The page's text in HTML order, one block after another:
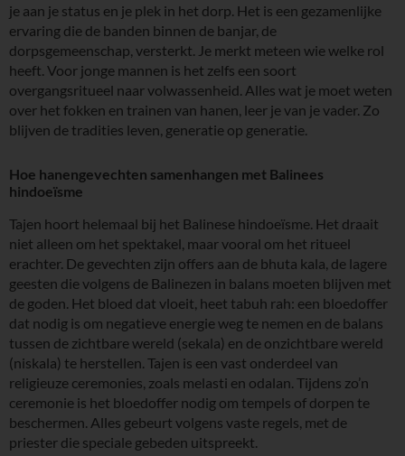
je aan je status en je plek in het dorp. Het is een gezamenlijke
ervaring die de banden binnen de banjar, de
dorpsgemeenschap, versterkt. Je merkt meteen wie welke rol
heeft. Voor jonge mannen is het zelfs een soort
overgangsritueel naar volwassenheid. Alles wat je moet weten
over het fokken en trainen van hanen, leer je van je vader. Zo
blijven de tradities leven, generatie op generatie.
Hoe hanengevechten samenhangen met Balinees
hindoeïsme
Tajen hoort helemaal bij het Balinese hindoeïsme. Het draait
niet alleen om het spektakel, maar vooral om het ritueel
erachter. De gevechten zijn offers aan de bhuta kala, de lagere
geesten die volgens de Balinezen in balans moeten blijven met
de goden. Het bloed dat vloeit, heet tabuh rah: een bloedoffer
dat nodig is om negatieve energie weg te nemen en de balans
tussen de zichtbare wereld (sekala) en de onzichtbare wereld
(niskala) te herstellen. Tajen is een vast onderdeel van
religieuze ceremonies, zoals melasti en odalan. Tijdens zo’n
ceremonie is het bloedoffer nodig om tempels of dorpen te
beschermen. Alles gebeurt volgens vaste regels, met de
priester die speciale gebeden uitspreekt.